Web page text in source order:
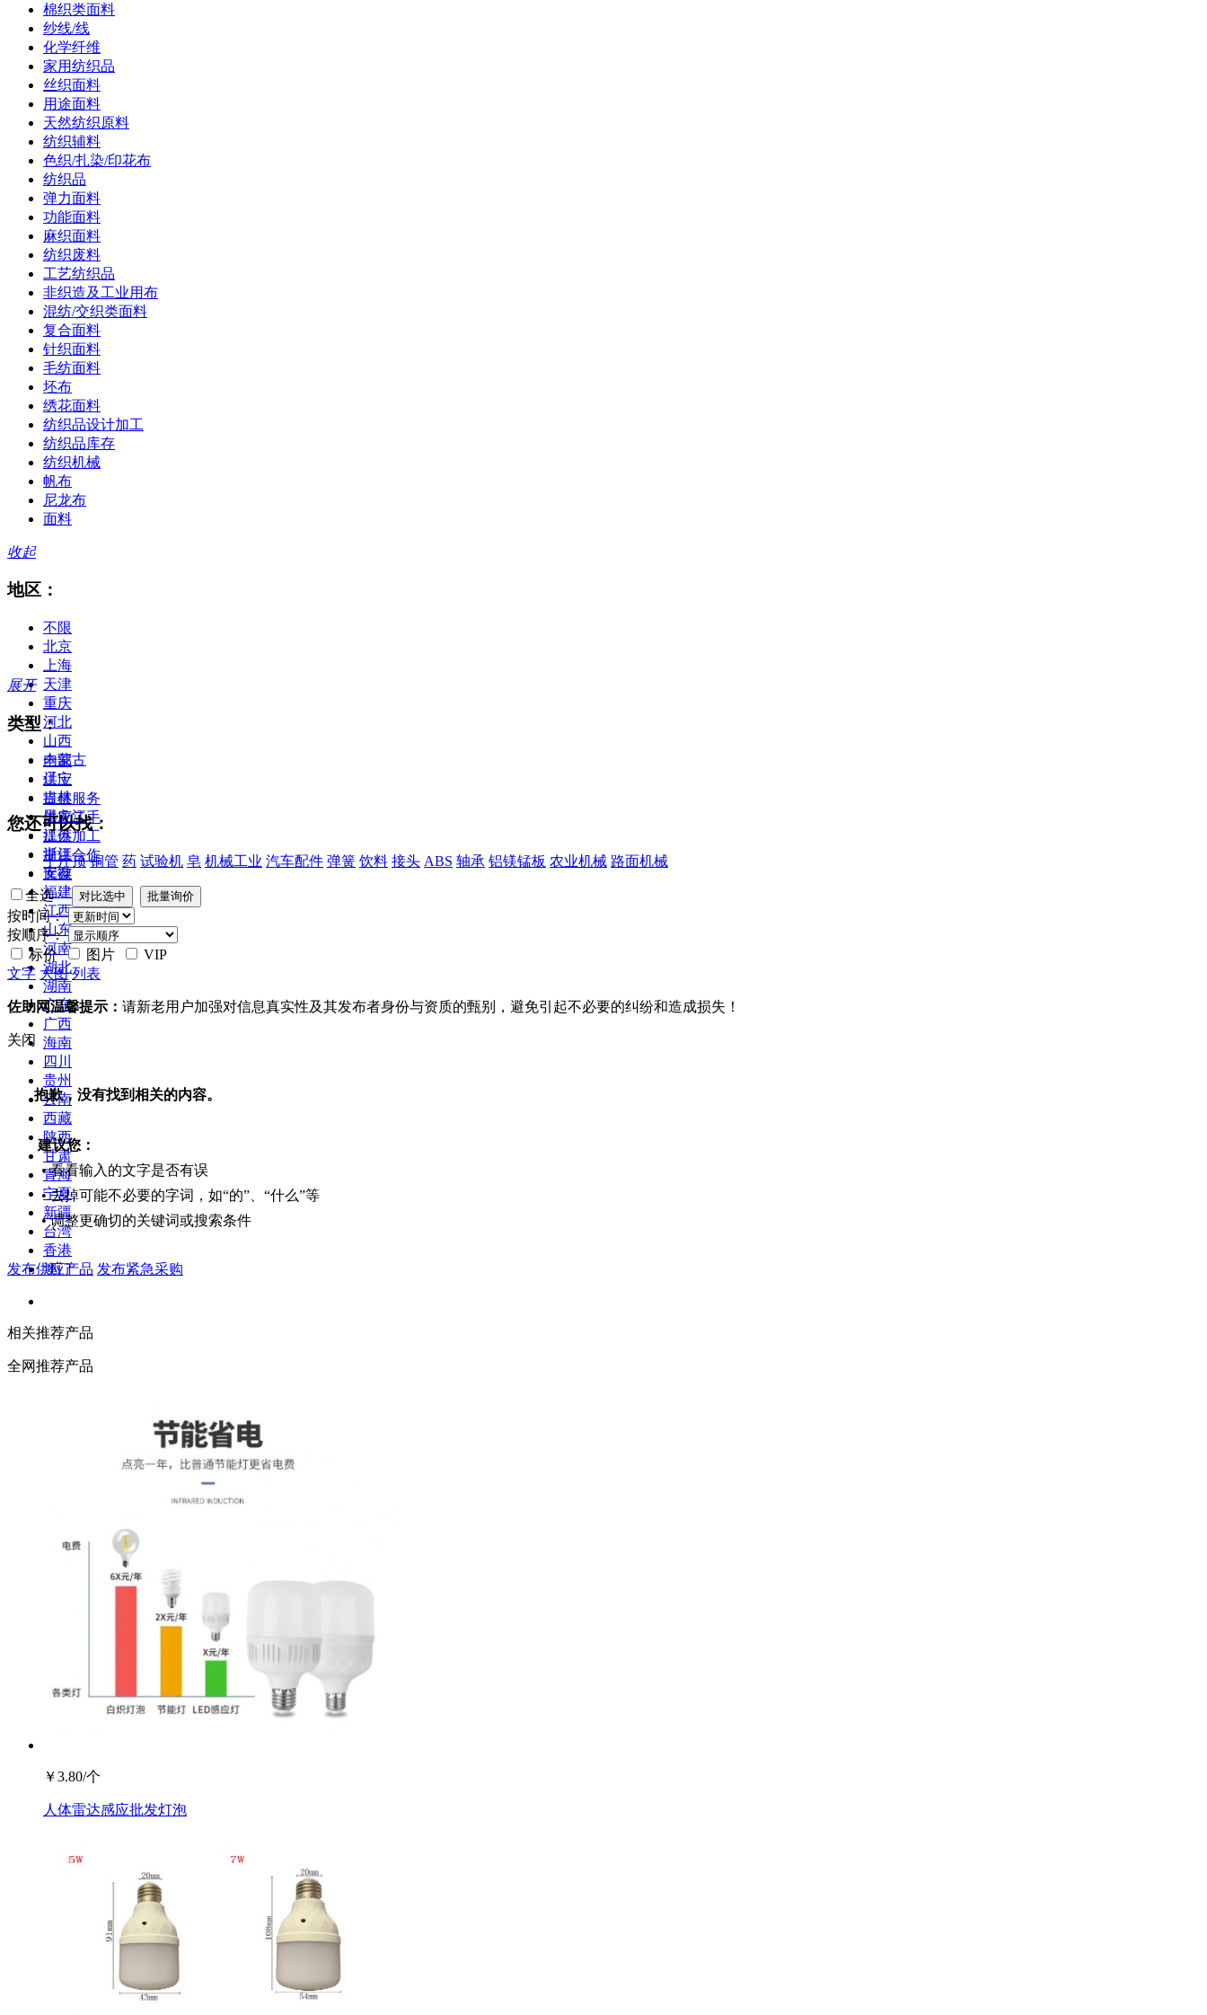
棉织类面料
纱线/线
化学纤维
家用纺织品
丝织面料
用途面料
天然纺织原料
纺织辅料
色织/扎染/印花布
纺织品
弹力面料
功能面料
麻织面料
纺织废料
工艺纺织品
非织造及工业用布
混纺/交织类面料
复合面料
针织面料
毛纺面料
坯布
绣花面料
纺织品设计加工
纺织品库存
纺织机械
帆布
尼龙布
面料
收起
地区：
不限
北京
上海
天津
重庆
河北
山西
内蒙古
辽宁
吉林
黑龙江
江苏
浙江
安徽
福建
江西
山东
河南
湖北
湖南
广东
广西
海南
四川
贵州
云南
西藏
陕西
甘肃
青海
宁夏
新疆
台湾
香港
澳门
展开
类型：
全部
供应
提供服务
供应二手
提供加工
提供合作
库存
您还可以找：
千斤顶 铜管 药 试验机 皂 机械工业 汽车配件 弹簧 饮料 接头 ABS 轴承 铝镁锰板 农业机械 路面机械
全选
按时间：
按顺序：
标价
图片
VIP
文字 大图 列表
佐助网温馨提示： 请新老用户加强对信息真实性及其发布者身份与资质的甄别，避免引起不必要的纠纷和造成损失！
关闭
抱歉，没有找到相关的内容。
建议您：
• 看看输入的文字是否有误
• 去掉可能不必要的字词，如“的”、“什么”等
• 调整更确切的关键词或搜索条件
发布供应产品 发布紧急采购
相关推荐产品
全网推荐产品
￥3.80/个
人体雷达感应批发灯泡